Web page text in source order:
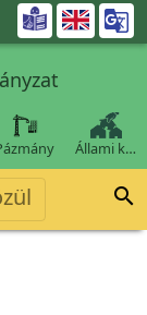

Állami k…
